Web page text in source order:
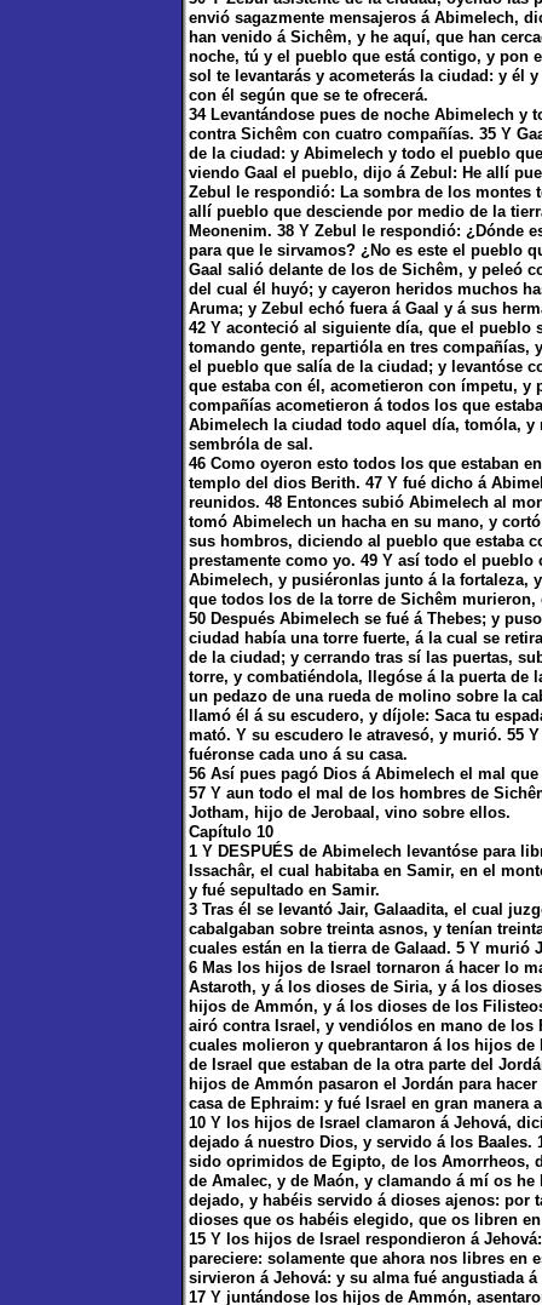
envió sagazmente mensajeros á Abimelech,
han venido á Sichêm, y he aquí, que han
noche, tú y el pueblo que está contigo, y pon
sol te levantarás y acometerás la ciudad: y él
con él según que se te ofrecerá.
34 Levantándose pues de noche Abimelech y
contra Sichêm con cuatro compañías. 35 Y
de la ciudad: y Abimelech y todo el pueblo
viendo Gaal el pueblo, dijo á Zebul: He allí
Zebul le respondió: La sombra de los montes
allí pueblo que desciende por medio de la
Meonenim. 38 Y Zebul le respondió: ¿Dónde
para que le sirvamos? ¿No es este el pueblo
Gaal salió delante de los de Sichêm, y peleó
del cual él huyó; y cayeron heridos muchos
Aruma; y Zebul echó fuera á Gaal y á sus
42 Y aconteció al siguiente día, que el
tomando gente, repartióla en tres
el pueblo que salía de la ciudad; y levantóse
que estaba con él, acometieron con ímpetu, y
compañías acometieron á todos los que
Abimelech la ciudad todo aquel día, tomóla,
sembróla de sal.
46 Como oyeron esto todos los que estaban
templo del dios Berith. 47 Y fué dicho á
reunidos. 48 Entonces subió Abimelech al
tomó Abimelech un hacha en su mano, y
sus hombros, diciendo al pueblo que estaba
prestamente como yo. 49 Y así todo el
Abimelech, y pusiéronlas junto á la fortaleza,
que todos los de la torre de Sichêm
50 Después Abimelech se fué á Thebes; y
ciudad había una torre fuerte, á la cual se
de la ciudad; y cerrando tras sí las puertas,
torre, y combatiéndola, llegóse á la puerta de
un pedazo de una rueda de molino sobre la
llamó él á su escudero, y díjole: Saca tu
mató. Y su escudero le atravesó, y murió. 55
fuéronse cada uno á su casa.
56 Así pues pagó Dios á Abimelech el mal
57 Y aun todo el mal de los hombres de
Jotham, hijo de Jerobaal, vino sobre ellos.
Capítulo 10
1 Y DESPUÉS de Abimelech levantóse para
Issachâr, el cual habitaba en Samir, en el
y fué sepultado en Samir.
3 Tras él se levantó Jair, Galaadita, el cual
cabalgaban sobre treinta asnos, y tenían
cuales están en la tierra de Galaad. 5 Y murió
6 Mas los hijos de Israel tornaron á hacer lo
Astaroth, y á los dioses de Siria, y á los
hijos de Ammón, y á los dioses de los
airó contra Israel, y vendiólos en mano de
cuales molieron y quebrantaron á los hijos
de Israel que estaban de la otra parte del
hijos de Ammón pasaron el Jordán para
casa de Ephraim: y fué Israel en gran manera
10 Y los hijos de Israel clamaron á Jehová,
dejado á nuestro Dios, y servido á los
sido oprimidos de Egipto, de los Amorrheos,
de Amalec, y de Maón, y clamando á mí os
dejado, y habéis servido á dioses ajenos: por
dioses que os habéis elegido, que os libren
15 Y los hijos de Israel respondieron á
pareciere: solamente que ahora nos libres en
sirvieron á Jehová: y su alma fué angustiada
17 Y juntándose los hijos de Ammón,